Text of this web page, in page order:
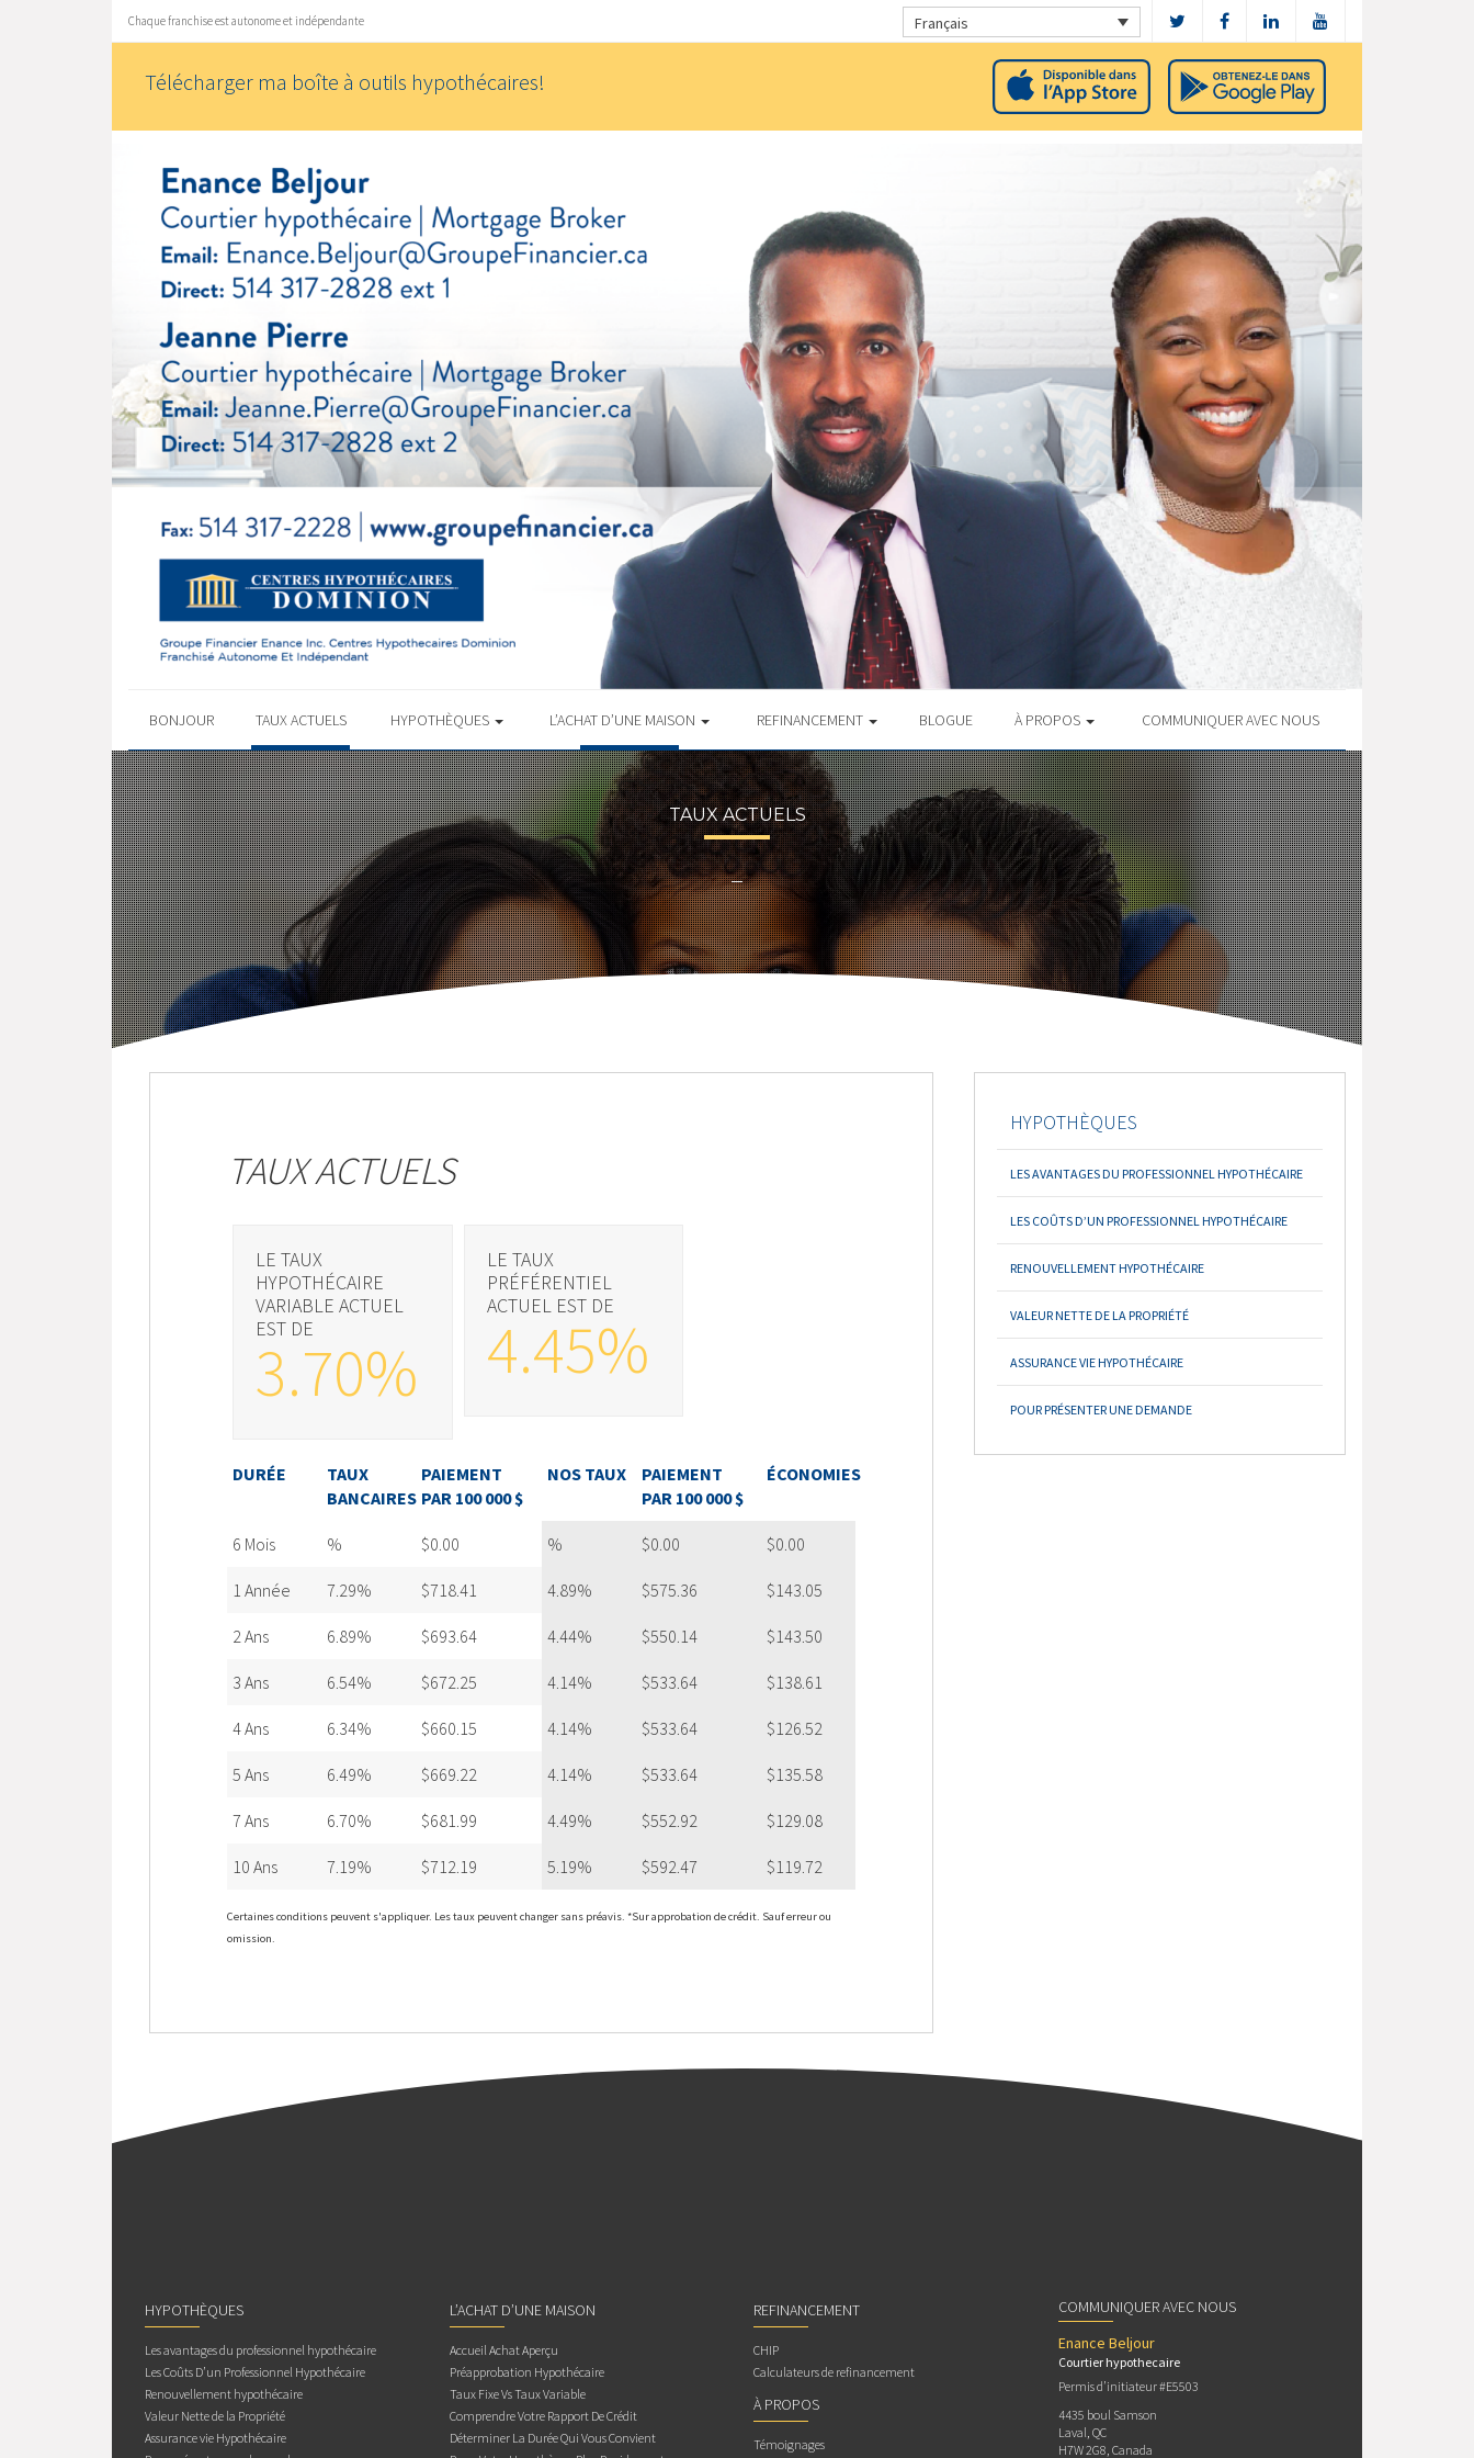
Chaque franchise est autonome et indépendante Français
Télécharger ma boîte à outils hypothécaires!
BONJOUR TAUX ACTUELS HYPOTHÈQUES L’ACHAT D’UNE MAISON REFINANCEMENT BLOGUE À PROPOS COMMUNIQUER AVEC NOUS
TAUX ACTUELS
–
TAUX ACTUELS
LE TAUX
HYPOTHÉCAIRE
VARIABLE ACTUEL
EST DE
3.70%
LE TAUX
PRÉFÉRENTIEL
ACTUEL EST DE
4.45%
DURÉE
TAUX
BANCAIRES
PAIEMENT
PAR 100 000 $
NOS TAUX
PAIEMENT
PAR 100 000 $
ÉCONOMIES
6 Mois % $0.00 % $0.00 $0.00
1 Année 7.29% $718.41 4.89% $575.36 $143.05
2 Ans 6.89% $693.64 4.44% $550.14 $143.50
3 Ans 6.54% $672.25 4.14% $533.64 $138.61
4 Ans 6.34% $660.15 4.14% $533.64 $126.52
5 Ans 6.49% $669.22 4.14% $533.64 $135.58
7 Ans 6.70% $681.99 4.49% $552.92 $129.08
10 Ans 7.19% $712.19 5.19% $592.47 $119.72
Certaines conditions peuvent s'appliquer. Les taux peuvent changer sans préavis. *Sur approbation de crédit. Sauf erreur ou
omission.
HYPOTHÈQUES
LES AVANTAGES DU PROFESSIONNEL HYPOTHÉCAIRE
LES COÛTS D’UN PROFESSIONNEL HYPOTHÉCAIRE
RENOUVELLEMENT HYPOTHÉCAIRE
VALEUR NETTE DE LA PROPRIÉTÉ
ASSURANCE VIE HYPOTHÉCAIRE
POUR PRÉSENTER UNE DEMANDE
HYPOTHÈQUES
Les avantages du professionnel hypothécaire
Les Coûts D’un Professionnel Hypothécaire
Renouvellement hypothécaire
Valeur Nette de la Propriété
Assurance vie Hypothécaire
L’ACHAT D’UNE MAISON
Accueil Achat Aperçu
Préapprobation Hypothécaire
Taux Fixe Vs Taux Variable
Comprendre Votre Rapport De Crédit
Déterminer La Durée Qui Vous Convient
REFINANCEMENT
CHIP
Calculateurs de refinancement
À PROPOS
Témoignages
COMMUNIQUER AVEC NOUS
Enance Beljour
Courtier hypothecaire
Permis d’initiateur #E5503
4435 boul Samson
Laval, QC
H7W 2G8, Canada